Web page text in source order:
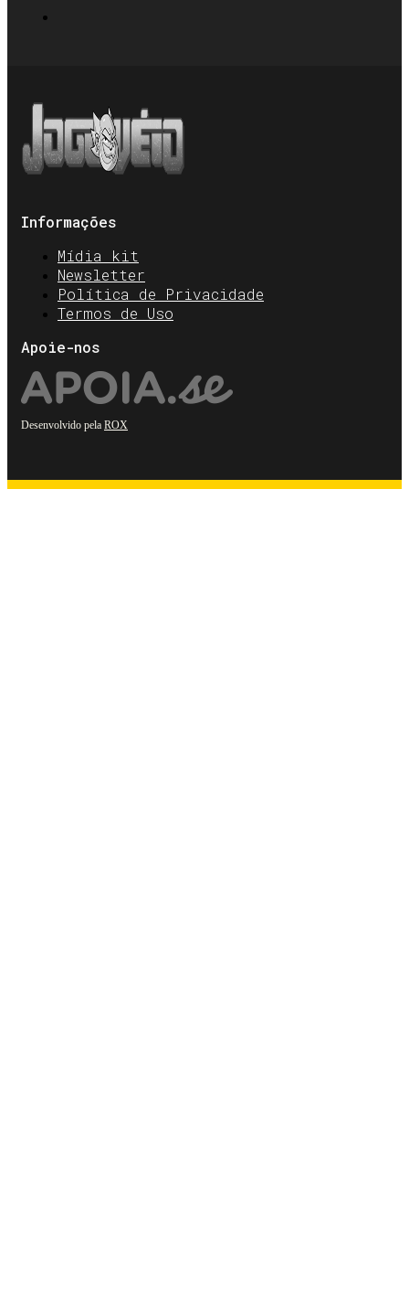
Informações
Mídia kit
Newsletter
Política de Privacidade
Termos de Uso
Apoie-nos
Desenvolvido pela ROX